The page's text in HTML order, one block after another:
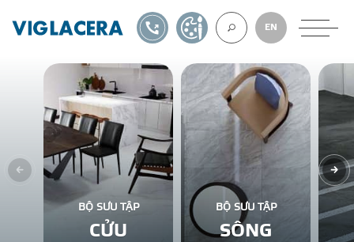
VỀ CHÚNG
GẠCH ỐP LÁT
BÊ TÔNG KHÍ
EN
1900561582TỰ THIẾT KẾ
BỘ SƯU TẬP
CỬU
BỘ SƯU TẬP
SÔNG